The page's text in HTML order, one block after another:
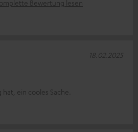
Bewertung lesen
ein cooles Sache.
18.02.2025